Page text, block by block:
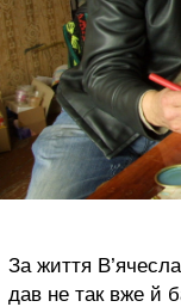
За життя
дав не так вже й